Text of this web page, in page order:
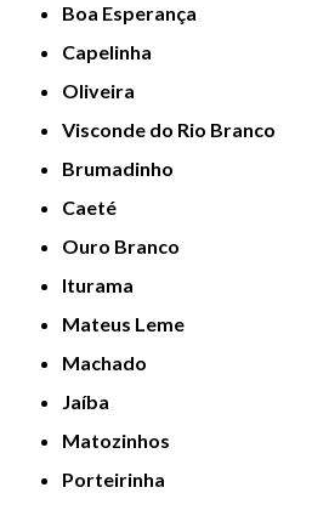
Boa Esperança
Capelinha
Oliveira
Visconde do Rio Branco
Brumadinho
Caeté
Ouro Branco
Iturama
Mateus Leme
Machado
Jaíba
Matozinhos
Porteirinha